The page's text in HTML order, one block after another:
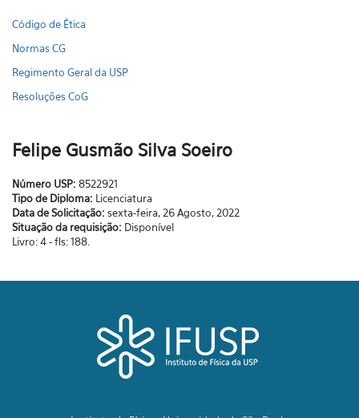
Código de Ética
Normas CG
Regimento Geral da USP
Resoluções CoG
Felipe Gusmão Silva Soeiro
Número USP: 8522921
Tipo de Diploma: Licenciatura
Data de Solicitação: sexta-feira, 26 Agosto, 2022
Situação da requisição: Disponível
Livro: 4 - fls: 188.